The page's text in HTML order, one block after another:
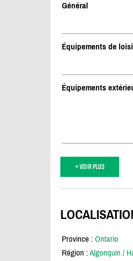
Général
Équipements de
Équipements
+ VOIR PLUS
Province : Ontario
Région : Algonquin /